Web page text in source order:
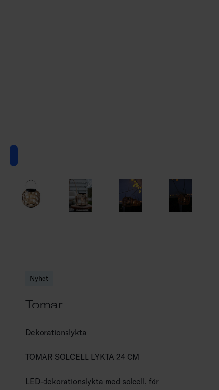
Nyhet
Tomar
Dekorationslykta
TOMAR SOLCELL LYKTA 24 CM
LED-dekorationslykta med solcell, för